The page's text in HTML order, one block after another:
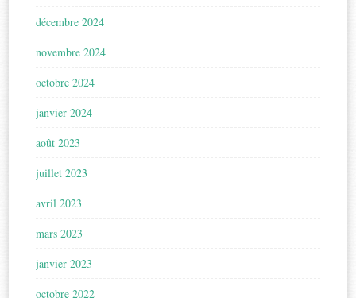
décembre 2024
novembre 2024
octobre 2024
janvier 2024
août 2023
juillet 2023
avril 2023
mars 2023
janvier 2023
octobre 2022